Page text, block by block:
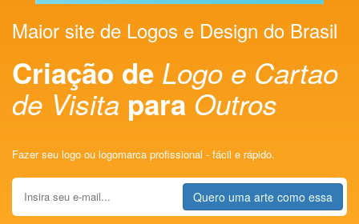
Maior site de Logos e Design do Brasil
Criação de Logo e Cartao
de Visita para Outros
Fazer seu logo ou logomarca profissional - fácil e rápido.
Quero uma arte como essa